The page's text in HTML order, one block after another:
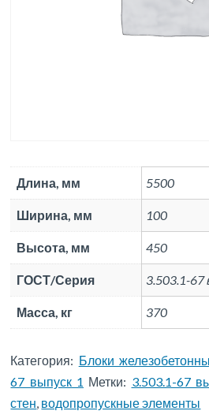
Длина, мм 5500
Ширина, мм 100
Высота, мм 450
ГОСТ/Серия 3.503.1-67
Масса, кг 370
Категория: Блоки
67 выпуск 1 Метки: 3.503.1-67
стен водопропускные элементы